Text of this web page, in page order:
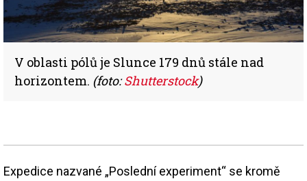
V oblasti pólů je Slunce 179 dnů stále nad
horizontem. (foto:Shutterstock)
Expedice nazvané „Poslední experiment“ se kromě